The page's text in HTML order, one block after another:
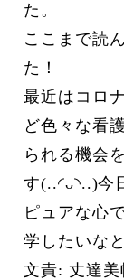
た。
ここまで読
た！
最近はコロ
ど色々な看
られる機会
す(..◜ᴗ◝..)今
ピュアな心
学したいな
文責: 丈達美